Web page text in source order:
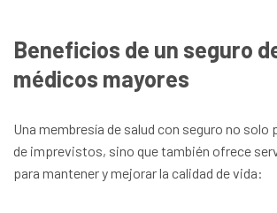
Beneficios de un seguro
médicos mayores
Una membresía de salud con seguro no solo
de imprevistos, sino que también ofrece
para mantener y mejorar la calidad de vida: